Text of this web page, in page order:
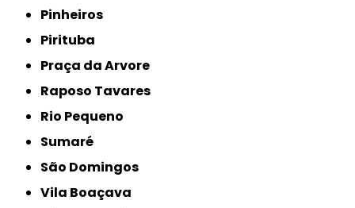
Pinheiros
Pirituba
Praça da Arvore
Raposo Tavares
Rio Pequeno
Sumaré
São Domingos
Vila Boaçava